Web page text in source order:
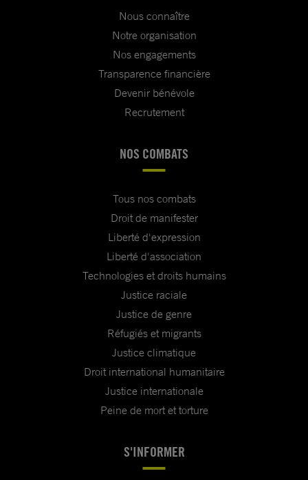
Nous connaître
Notre organisation
Nos engagements
Transparence financière
Devenir bénévole
Recrutement
NOS COMBATS
Tous nos combats
Droit de manifester
Liberté d'expression
Liberté d'association
Technologies et droits humains
Justice raciale
Justice de genre
Réfugiés et migrants
Justice climatique
Droit international humanitaire
Justice internationale
Peine de mort et torture
S'INFORMER